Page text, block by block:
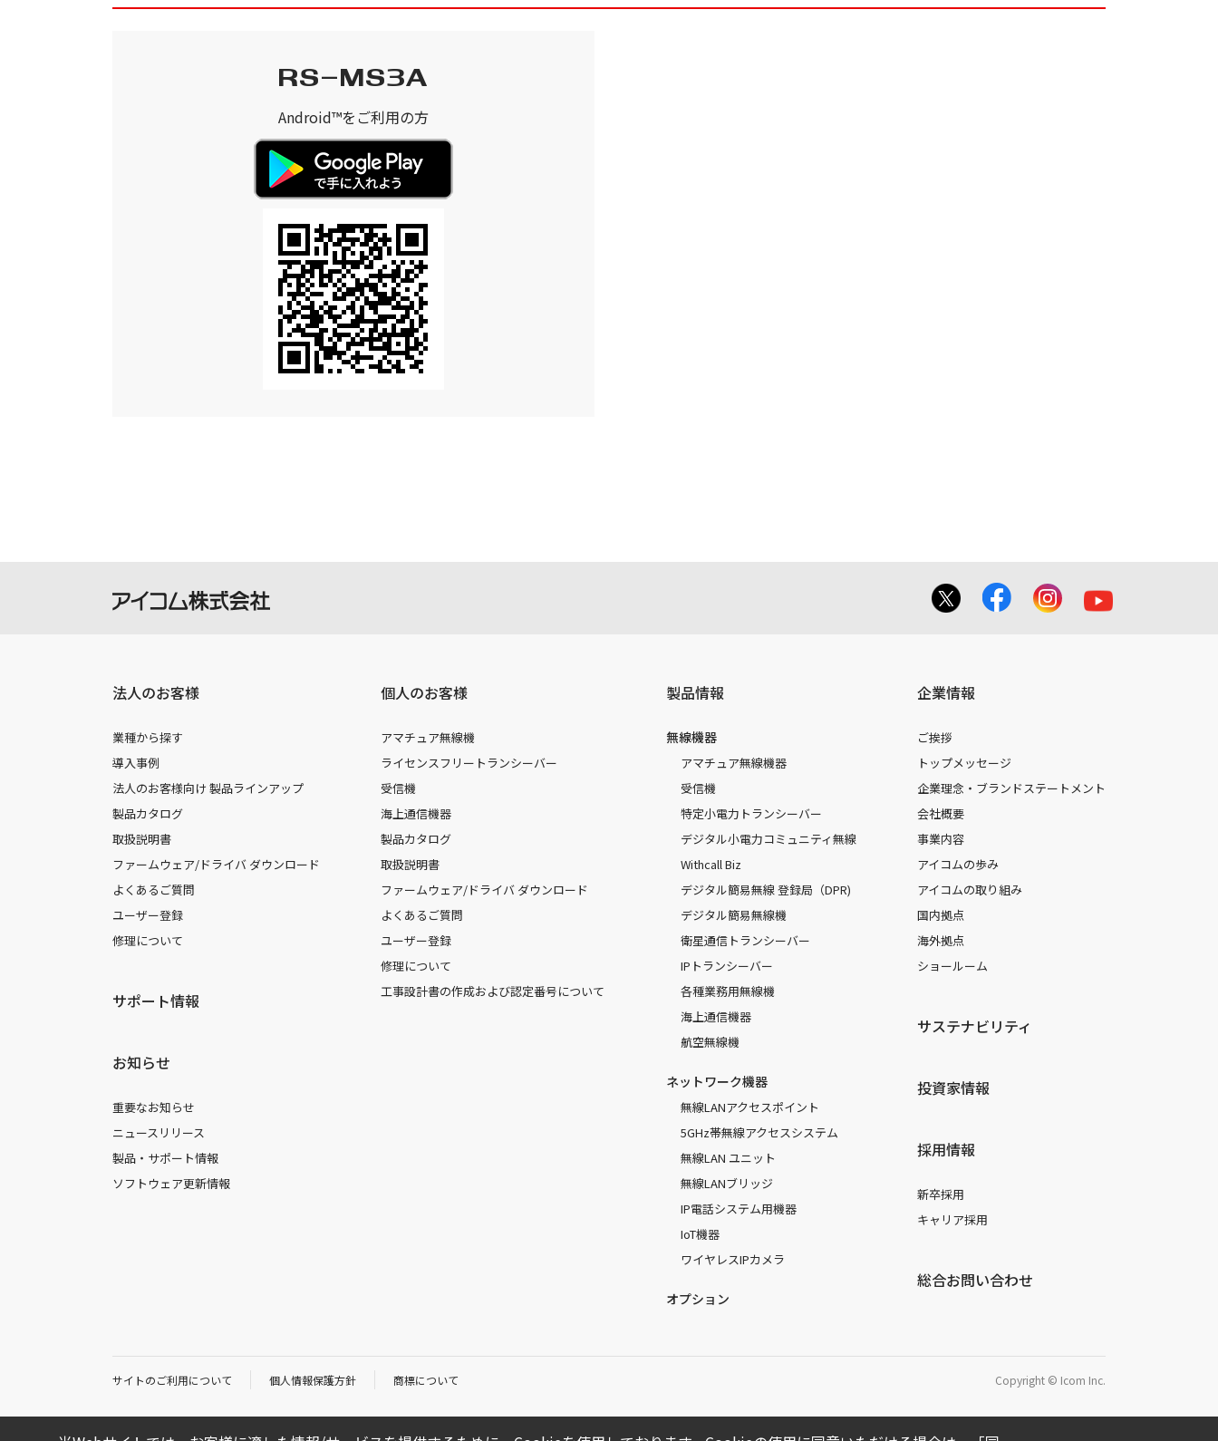
RS-MS3A
Android™をご利用の方
法人のお客様
業種から探す
導入事例
法人のお客様向け 製品ラインアップ
製品カタログ
取扱説明書
ファームウェア/ドライバ ダウンロード
よくあるご質問
ユーザー登録
修理について
サポート情報
お知らせ
重要なお知らせ
ニュースリリース
製品・サポート情報
ソフトウェア更新情報
個人のお客様
アマチュア無線機
ライセンスフリートランシーバー
受信機
海上通信機器
製品カタログ
取扱説明書
ファームウェア/ドライバ ダウンロード
よくあるご質問
ユーザー登録
修理について
工事設計書の作成および認定番号について
製品情報
無線機器
アマチュア無線機器
受信機
特定小電力トランシーバー
デジタル小電力コミュニティ無線
Withcall Biz
デジタル簡易無線 登録局（DPR)
デジタル簡易無線機
衛星通信トランシーバー
IPトランシーバー
各種業務用無線機
海上通信機器
航空無線機
ネットワーク機器
無線LANアクセスポイント
5GHz帯無線アクセスシステム
無線LAN ユニット
無線LANブリッジ
IP電話システム用機器
IoT機器
ワイヤレスIPカメラ
オプション
企業情報
ご挨拶
トップメッセージ
企業理念・ブランドステートメント
会社概要
事業内容
アイコムの歩み
アイコムの取り組み
国内拠点
海外拠点
ショールーム
サステナビリティ
投資家情報
採用情報
新卒採用
キャリア採用
総合お問い合わせ
サイトのご利用について 個人情報保護方針 商標について Copyright © Icom Inc.